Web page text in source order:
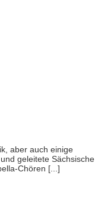
aber auch einige
geleitete Sächsische
Chören [...]